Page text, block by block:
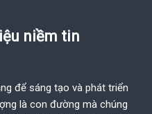
niềm tin
để sáng tạo và phát triển
là con đường mà chúng